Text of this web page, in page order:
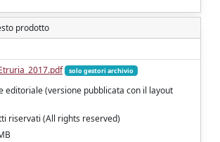
prodotto
solo gestori archivio
editoriale (versione pubblicata con il layout
riservati (All rights reserved)